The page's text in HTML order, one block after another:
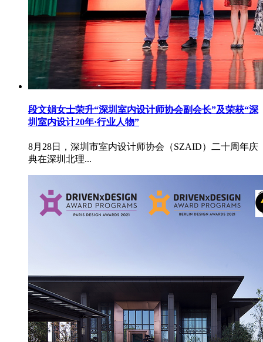
段文娟女士荣升“深圳室内设计师协会副会长”及荣获“深
圳室内设计20年·行业人物”
8月28日，深圳市室内设计师协会（SZAID）二十周年庆
典在深圳北理...